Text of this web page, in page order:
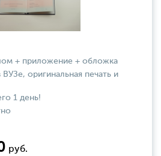
+ приложение + обложка
оригинальная печать и
1 день!
руб.